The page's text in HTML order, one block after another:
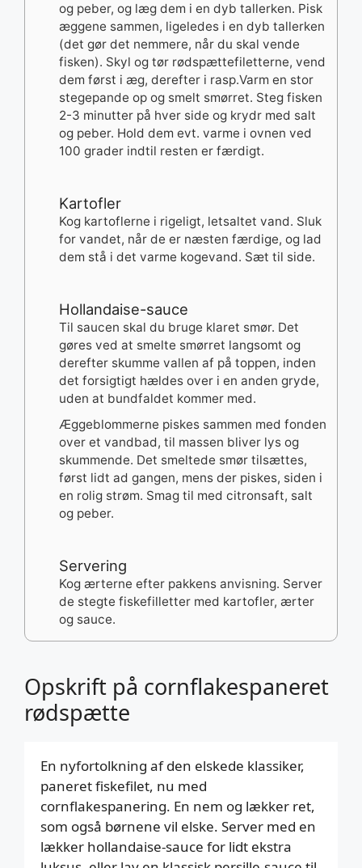
Opskrift på cornflakespaneret
rødspætte
En nyfortolkning af den elskede klassiker,
paneret fiskefilet, nu med
cornflakespanering. En nem og lækker ret,
som også børnene vil elske. Server med en
lækker hollandaise-sauce for lidt ekstra
og peber, og læg dem i en dyb tallerken. Pisk
æggene sammen, ligeledes i en dyb tallerken
(det gør det nemmere, når du skal vende
fisken). Skyl og tør rødspættefiletterne, vend
dem først i æg, derefter i rasp.Varm en stor
stegepande op og smelt smørret. Steg fisken
2-3 minutter på hver side og krydr med salt
og peber. Hold dem evt. varme i ovnen ved
100 grader indtil resten er færdigt.
Kartofler
Kog kartoflerne i rigeligt, letsaltet vand. Sluk
for vandet, når de er næsten færdige, og lad
dem stå i det varme kogevand. Sæt til side.
Hollandaise-sauce
Til saucen skal du bruge klaret smør. Det
gøres ved at smelte smørret langsomt og
derefter skumme vallen af på toppen, inden
det forsigtigt hældes over i en anden gryde,
uden at bundfaldet kommer med.
Æggeblommerne piskes sammen med fonden
over et vandbad, til massen bliver lys og
skummende. Det smeltede smør tilsættes,
først lidt ad gangen, mens der piskes, siden i
en rolig strøm. Smag til med citronsaft, salt
og peber.
Servering
Kog ærterne efter pakkens anvisning. Server
de stegte fiskefilletter med kartofler, ærter
og sauce.